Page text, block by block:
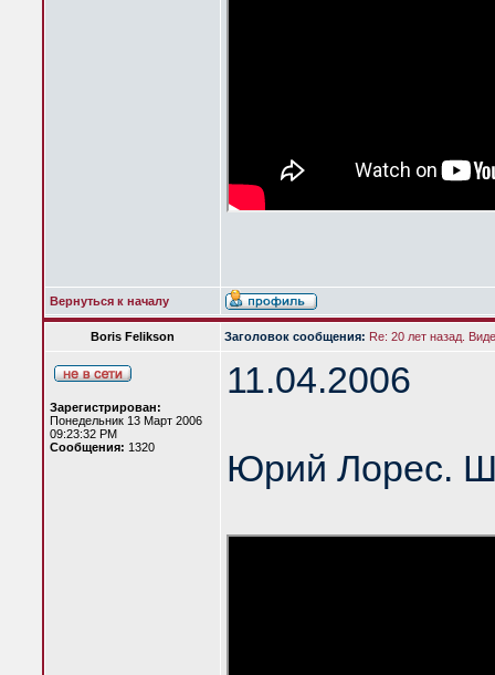
Вернуться к началу
Boris Felikson Заголовок сообщения: Re: 20 лет назад.
Зарегистрирован:
Понедельник 13 Март 2006
09:23:32 PM
Сообщения: 1320
11.04.2006
Юрий Лорес.